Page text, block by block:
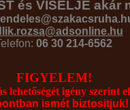
és VISELJE akár
06 30 214-6562
FIGYELEM!
lehetőségét igény szerint
ismét biztositjuk!